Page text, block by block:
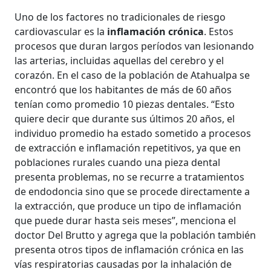
Uno de los factores no tradicionales de riesgo
cardiovascular es la inflamación crónica. Estos
procesos que duran largos períodos van lesionando
las arterias, incluidas aquellas del cerebro y el
corazón. En el caso de la población de Atahualpa se
encontró que los habitantes de más de 60 años
tenían como promedio 10 piezas dentales. “Esto
quiere decir que durante sus últimos 20 años, el
individuo promedio ha estado sometido a procesos
de extracción e inflamación repetitivos, ya que en
poblaciones rurales cuando una pieza dental
presenta problemas, no se recurre a tratamientos
de endodoncia sino que se procede directamente a
la extracción, que produce un tipo de inflamación
que puede durar hasta seis meses”, menciona el
doctor Del Brutto y agrega que la población también
presenta otros tipos de inflamación crónica en las
vías respiratorias causadas por la inhalación de